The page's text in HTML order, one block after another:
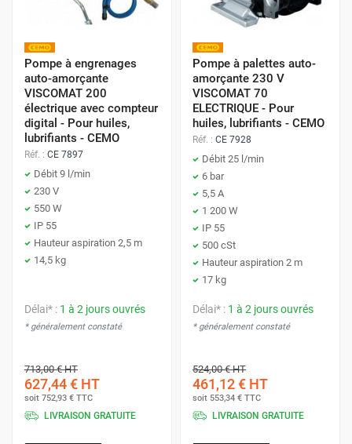
Pompe à engrenages
auto-amorçante
VISCOMAT 200
électrique avec compteur
digital - Pour huiles,
lubrifiants - CEMO
Réf. : CE 7897
Débit 9 l/min
230 V
550 W
IP 55
Hauteur aspiration 2,5 m
14,5 kg
Délai* : 1 à 2 jours ouvrés
* généralement constaté
713,00 €HT
627,44 € HT
soit 752,93 € TTC
LIVRAISON GRATUITE
Pompe à palettes auto-
amorçante 230 V
VISCOMAT 70
ELECTRIQUE - Pour
huiles, lubrifiants - CEMO
Réf. : CE 7928
Débit 25 l/min
6 bar
5,5 A
1 200 W
IP 55
500 cSt
Hauteur aspiration 2 m
17 kg
Délai* : 1 à 2 jours ouvrés
* généralement constaté
524,00 €HT
461,12 € HT
soit 553,34 € TTC
LIVRAISON GRATUITE